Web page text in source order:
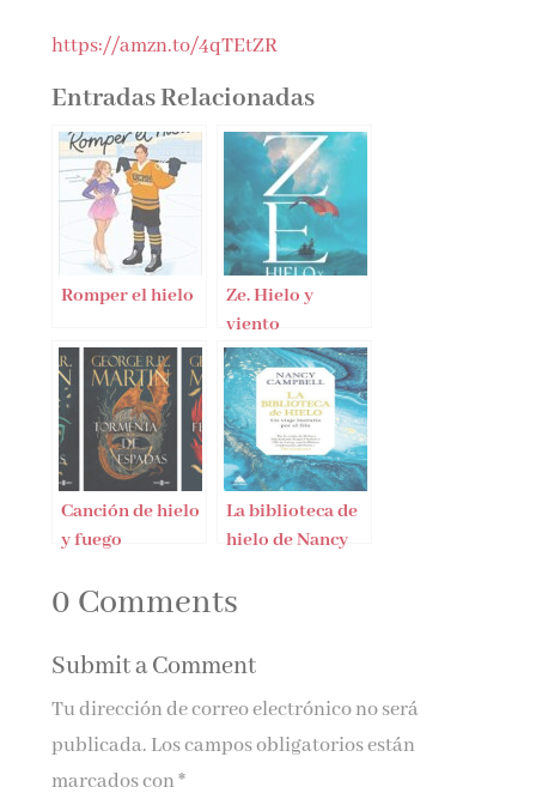
https://amzn.to/4qTEtZR
Entradas Relacionadas
Romper el hielo
Ze. Hielo y
viento
Canción de hielo
y fuego
La biblioteca de
hielo de Nancy
0 Comments
Submit a Comment
Tu dirección de correo electrónico no será
publicada. Los campos obligatorios están
marcados con*